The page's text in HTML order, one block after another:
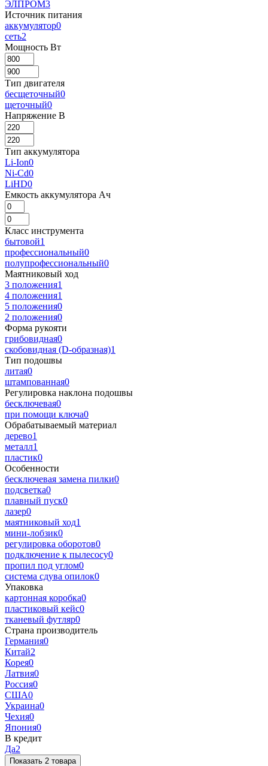
ЭЛПРОМ3
Источник питания
аккумулятор0
сеть2
Мощность Вт
Тип двигателя
бесщеточный0
щеточный0
Напряжение В
Тип аккумулятора
Li-Ion0
Ni-Cd0
LiHD0
Емкость аккумулятора Ач
Класс инструмента
бытовой1
профессиональный0
полупрофессиональный0
Маятниковый ход
3 положения1
4 положения1
5 положения0
2 положения0
Форма рукояти
грибовидная0
скобовидная (D-образная)1
Тип подошвы
литая0
штампованная0
Регулировка наклона подошвы
бесключевая0
при помощи ключа0
Обрабатываемый материал
дерево1
металл1
пластик0
Особенности
бесключевая замена пилки0
подсветка0
плавный пуск0
лазер0
маятниковый ход1
мини-лобзик0
регулировка оборотов0
подключение к пылесосу0
пропил под углом0
система сдува опилок0
Упаковка
картонная коробка0
пластиковый кейс0
тканевый футляр0
Страна производитель
Германия0
Китай2
Корея0
Латвия0
Россия0
США0
Украина0
Чехия0
Япония0
В кредит
Да2
Показать 2 товара